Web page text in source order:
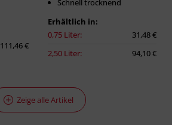
111,46 €
Schnell trocknend
Erhältlich in:
0,75 Liter:
31,48 €
2,50 Liter:
94,10 €
Zeige alle Artikel